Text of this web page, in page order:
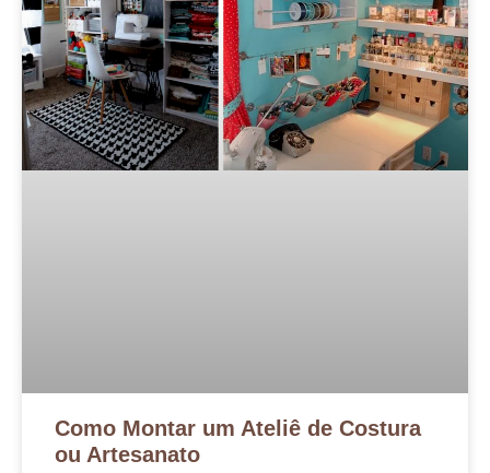
Como Montar um Ateliê de Costura
ou Artesanato